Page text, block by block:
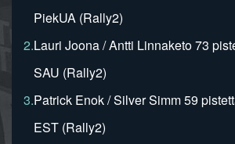
PiekUA (Rally2)
2.Lauri Joona / Antti Linnaketo 73
SAU (Rally2)
3.Patrick Enok / Silver Simm 59
EST (Rally2)